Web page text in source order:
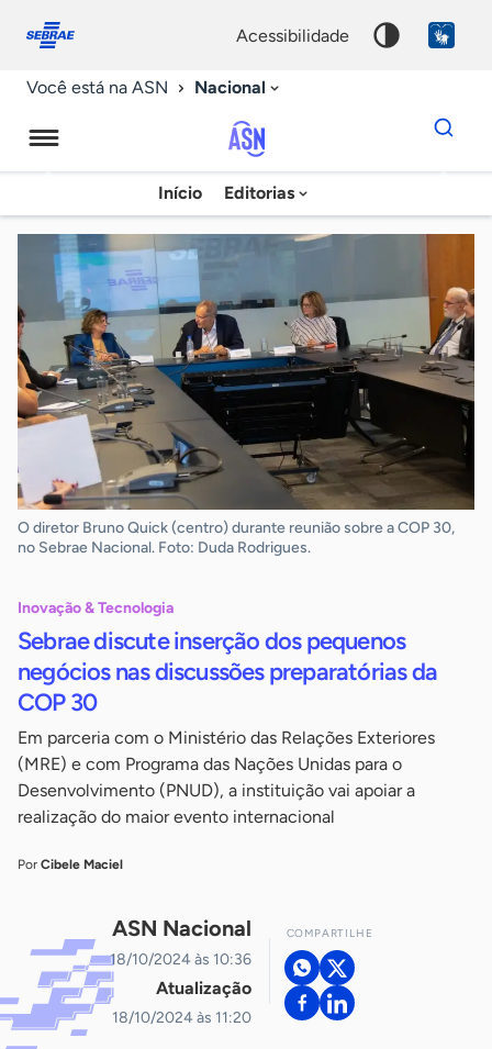
conosco
acessibilidade
Você está na ASN Nacional
Agência
Sebrae
de
Notícias
Início Editorias
Dados
para
chave
O diretor Bruno Quick (centro) durante reunião sobre a COP 30,
no Sebrae Nacional. Foto: Duda Rodrigues.
Inovação & Tecnologia
Sebrae discute inserção dos pequenos
negócios nas discussões preparatórias da
COP 30
Em parceria com o Ministério das Relações Exteriores
(MRE) e com Programa das Nações Unidas para o
Desenvolvimento (PNUD), a instituição vai apoiar a
realização do maior evento internacional
Por Cibele Maciel
ASN Nacional
18/10/2024 às 10:36
Atualização
18/10/2024 às 11:20
COMPARTILHE